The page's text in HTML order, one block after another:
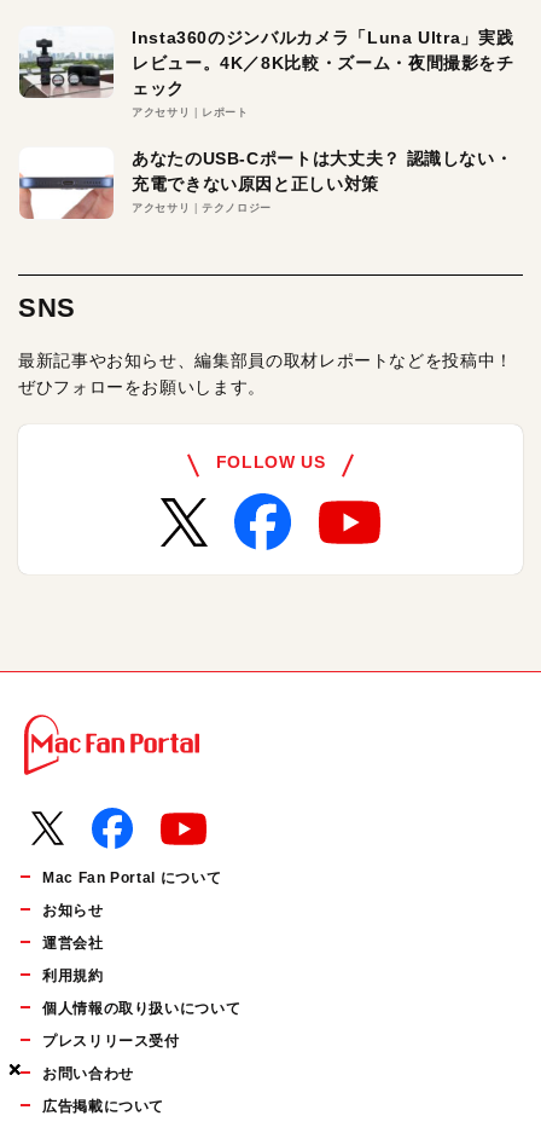
×
×
×
Insta360のジンバルカメラ「Luna Ultra」実践
レビュー。4K／8K比較・ズーム・夜間撮影をチ
ェック
アクセサリ レポート
あなたのUSB-Cポートは大丈夫？ 認識しない・
充電できない原因と正しい対策
アクセサリ テクノロジー
SNS
最新記事やお知らせ、編集部員の取材レポートなどを投稿中！
ぜひフォローをお願いします。
FOLLOW US
Mac Fan Portal について
お知らせ
運営会社
利用規約
個人情報の取り扱いについて
プレスリリース受付
お問い合わせ
広告掲載について